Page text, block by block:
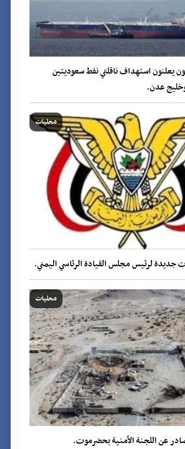
يعلنون استهداف ناقلتي نفط سعوديتين
عدن.
محليات
جديدة لرئيس مجلس القيادة الرئاسي اليمني.
محليات
عن اللجنة الأمنية بحضرموت.